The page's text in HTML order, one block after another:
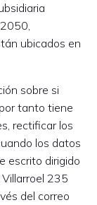
2050,
ubicados en
sobre si
tanto tiene
rectificar los
los datos
escrito dirigido
235
del correo